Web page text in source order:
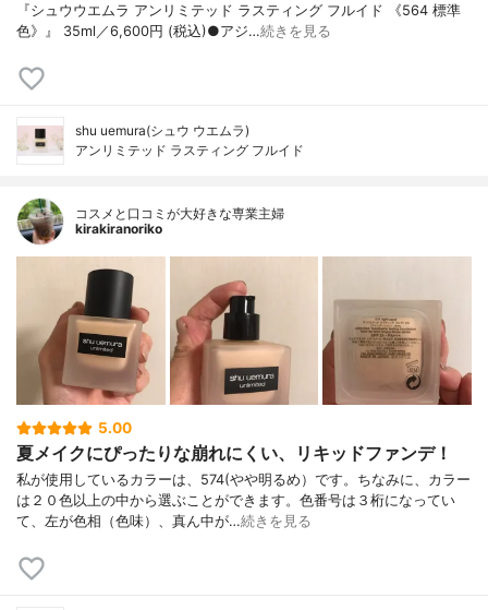
『シュウウエムラ アンリミテッド ラスティング フルイド 《564 標準
色》』 35ml／6,600円 (税込)●アジ…続きを見る
shu uemura(シュウ ウエムラ)
アンリミテッド ラスティング フルイド
コスメと口コミが大好きな専業主婦
kirakiranoriko
5.00
夏メイクにぴったりな崩れにくい、リキッドファンデ！
私が使用しているカラーは、574(やや明るめ）です。ちなみに、カラー
は２０色以上の中から選ぶことができます。色番号は３桁になってい
て、左が色相（色味）、真ん中が…続きを見る